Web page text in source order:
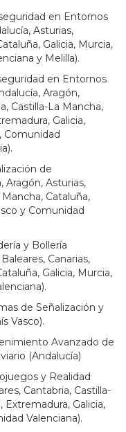
en Entornos
Asturias,
Galicia, Murcia,
y Melilla).
en Entornos
Aragón,
Castilla-La Mancha,
Galicia,
Comunidad
de
Asturias,
Cataluña,
y Comunidad
y Bollería
Canarias,
Galicia, Murcia,
de Señalización y
Vasco).
Avanzado de
(Andalucía)
y Realidad
Cantabria, Castilla-
Extremadura, Galicia,
Valenciana).